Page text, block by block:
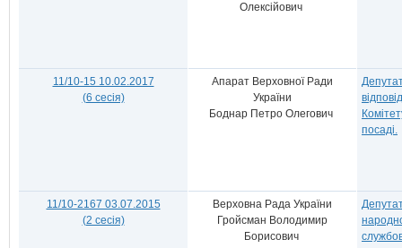
Олексійович
11/10-15 10.02.2017
(6 сесія)
Апарат Верховної Ради
України
Боднар Петро Олегович
посаді.
11/10-2167 03.07.2015
(2 сесія)
Верховна Рада України
Гройсман Володимир
Борисович